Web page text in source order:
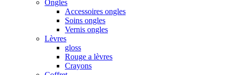
Ongles
Accessoires ongles
Soins ongles
Vernis ongles
Lèvres
gloss
Rouge a lèvres
Crayons